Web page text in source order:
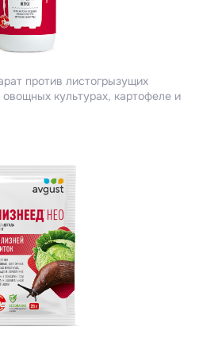
против листогрызущих
культурах, картофеле и